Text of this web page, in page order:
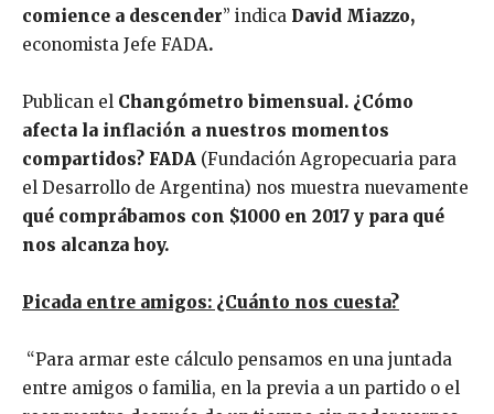
comience a descender” indica David Miazzo,
economista Jefe FADA.
Publican el Changómetro bimensual. ¿Cómo
afecta la inflación a nuestros momentos
compartidos? FADA (Fundación Agropecuaria para
el Desarrollo de Argentina) nos muestra nuevamente
qué comprábamos con $1000 en 2017 y para qué
nos alcanza hoy.
Picada entre amigos: ¿Cuánto nos cuesta?
“Para armar este cálculo pensamos en una juntada
entre amigos o familia, en la previa a un partido o el